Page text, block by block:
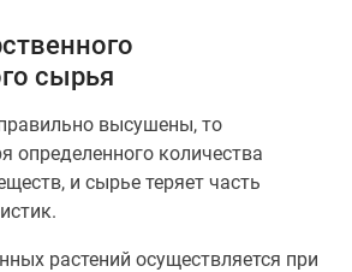
сырья
высушены, то
определенного количества
и сырье теряет часть
растений осуществляется при